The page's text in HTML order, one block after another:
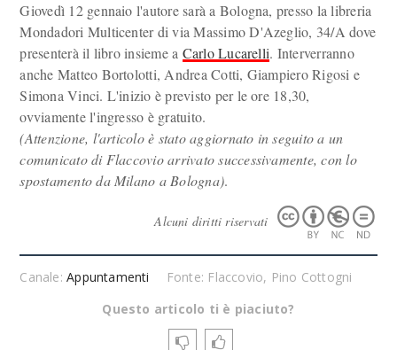
Giovedì 12 gennaio l'autore sarà a Bologna, presso la libreria
Mondadori Multicenter di via Massimo D'Azeglio, 34/A dove
presenterà il libro insieme a Carlo Lucarelli. Interverranno
anche Matteo Bortolotti, Andrea Cotti, Giampiero Rigosi e
Simona Vinci. L'inizio è previsto per le ore 18,30,
ovviamente l'ingresso è gratuito.
(Attenzione, l'articolo è stato aggiornato in seguito a un
comunicato di Flaccovio arrivato successivamente, con lo
spostamento da Milano a Bologna).
Alcuni diritti riservati
Canale:Appuntamenti
Fonte: Flaccovio, Pino Cottogni
Questo articolo ti è piaciuto?